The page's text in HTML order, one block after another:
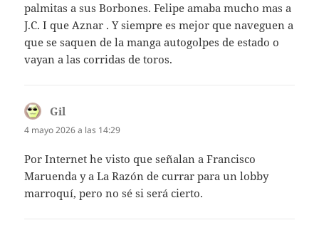
palmitas a sus Borbones. Felipe amaba mucho mas a
J.C. I que Aznar . Y siempre es mejor que naveguen a
que se saquen de la manga autogolpes de estado o
vayan a las corridas de toros.
Gil
4 mayo 2026 a las 14:29
Por Internet he visto que señalan a Francisco
Maruenda y a La Razón de currar para un lobby
marroquí, pero no sé si será cierto.